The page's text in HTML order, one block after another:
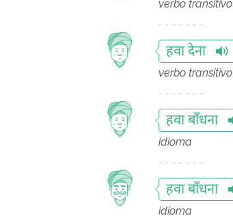
verbo transitivo
हवा देना
verbo transitivo
हवा बाँधना
idioma
हवा बाँधना
idioma